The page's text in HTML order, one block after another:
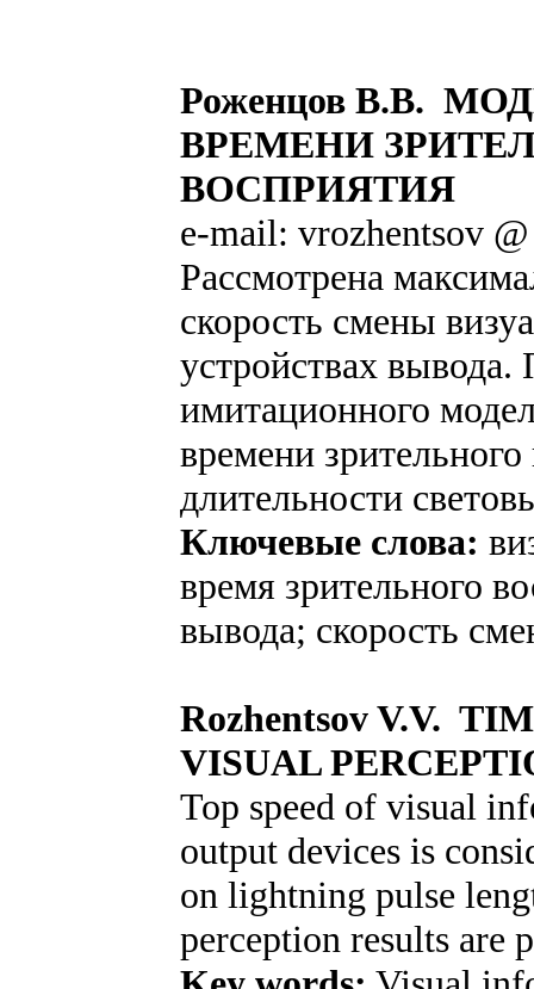
Роженцов В.В.
ВРЕМЕНИ
ВОСПРИЯТИЯ
e-mail: vrozhentsov
Рассмотрена
скорость смены
устройствах
имитационного
времени
длительности
Ключевые слова:
время зрительного
вывода; скорость
Rozhentsov V.V.
VISUAL
Top speed of visual
output devices is
on lightning pulse
perception results are